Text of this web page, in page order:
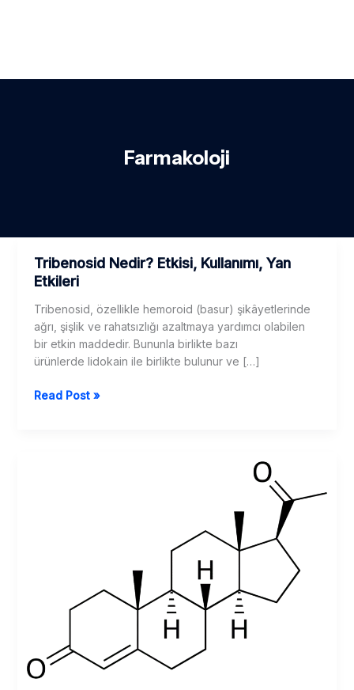
Farmakoloji
Tribenosid Nedir? Etkisi, Kullanımı, Yan
Etkileri
Tribenosid, özellikle hemoroid (basur) şikâyetlerinde
ağrı, şişlik ve rahatsızlığı azaltmaya yardımcı olabilen
bir etkin maddedir. Bununla birlikte bazı
ürünlerde lidokain ile birlikte bulunur ve […]
Tribenosid
Read Post »